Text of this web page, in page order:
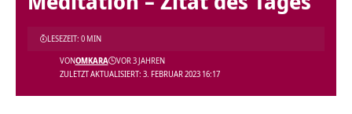
ZULETZT AKTUALISIERT: 3. FEBRUAR 2023 16:17
VONOMKARA VOR 3 JAHREN
LESEZEIT: 0 MIN